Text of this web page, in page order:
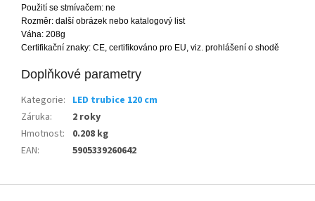
Použití se stmívačem: ne
Rozměr: další obrázek nebo katalogový list
Váha: 208g
Certifikační znaky: CE, certifikováno pro EU, viz. prohlášení o shodě
Doplňkové parametry
Kategorie: LED trubice 120 cm
Záruka:
2 roky
Hmotnost:
0.208 kg
EAN: 5905339260642